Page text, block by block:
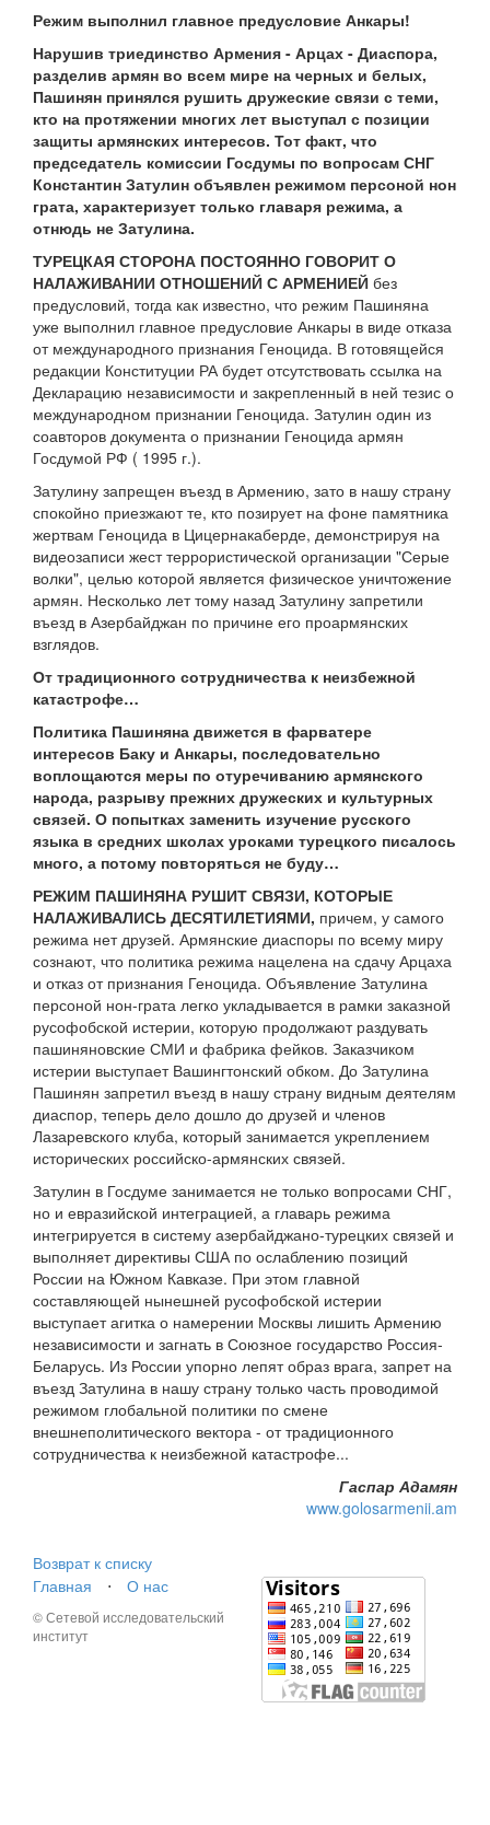
Режим выполнил главное предусловие Анкары!
Нарушив триединство Армения - Арцах - Диаспора,
разделив армян во всем мире на черных и белых,
Пашинян принялся рушить дружеские связи с теми,
кто на протяжении многих лет выступал с позиции
защиты армянских интересов. Тот факт, что
председатель комиссии Госдумы по вопросам СНГ
Константин Затулин объявлен режимом персоной нон
грата, характеризует только главаря режима, а
отнюдь не Затулина.
ТУРЕЦКАЯ СТОРОНА ПОСТОЯННО ГОВОРИТ О
НАЛАЖИВАНИИ ОТНОШЕНИЙ С АРМЕНИЕЙ без
предусловий, тогда как известно, что режим Пашиняна
уже выполнил главное предусловие Анкары в виде отказа
от международного признания Геноцида. В готовящейся
редакции Конституции РА будет отсутствовать ссылка на
Декларацию независимости и закрепленный в ней тезис о
международном признании Геноцида. Затулин один из
соавторов документа о признании Геноцида армян
Госдумой РФ ( 1995 г.).
Затулину запрещен въезд в Армению, зато в нашу страну
спокойно приезжают те, кто позирует на фоне памятника
жертвам Геноцида в Цицернакаберде, демонстрируя на
видеозаписи жест террористической организации "Серые
волки", целью которой является физическое уничтожение
армян. Несколько лет тому назад Затулину запретили
въезд в Азербайджан по причине его проармянских
взглядов.
От традиционного сотрудничества к неизбежной
катастрофе…
Политика Пашиняна движется в фарватере
интересов Баку и Анкары, последовательно
воплощаются меры по отуречиванию армянского
народа, разрыву прежних дружеских и культурных
связей. О попытках заменить изучение русского
языка в средних школах уроками турецкого писалось
много, а потому повторяться не буду…
РЕЖИМ ПАШИНЯНА РУШИТ СВЯЗИ, КОТОРЫЕ
НАЛАЖИВАЛИСЬ ДЕСЯТИЛЕТИЯМИ, причем, у самого
режима нет друзей. Армянские диаспоры по всему миру
сознают, что политика режима нацелена на сдачу Арцаха
и отказ от признания Геноцида. Объявление Затулина
персоной нон-грата легко укладывается в рамки заказной
русофобской истерии, которую продолжают раздувать
пашиняновские СМИ и фабрика фейков. Заказчиком
истерии выступает Вашингтонский обком. До Затулина
Пашинян запретил въезд в нашу страну видным деятелям
диаспор, теперь дело дошло до друзей и членов
Лазаревского клуба, который занимается укреплением
исторических российско-армянских связей.
Затулин в Госдуме занимается не только вопросами СНГ,
но и евразийской интеграцией, а главарь режима
интегрируется в систему азербайджано-турецких связей и
выполняет директивы США по ослаблению позиций
России на Южном Кавказе. При этом главной
составляющей нынешней русофобской истерии
выступает агитка о намерении Москвы лишить Армению
независимости и загнать в Союзное государство Россия-
Беларусь. Из России упорно лепят образ врага, запрет на
въезд Затулина в нашу страну только часть проводимой
режимом глобальной политики по смене
внешнеполитического вектора - от традиционного
сотрудничества к неизбежной катастрофе...
Гаспар Адамян
www.golosarmenii.am
Возврат к списку
Главная
⋅ О нас
© Сетевой исследовательский
институт